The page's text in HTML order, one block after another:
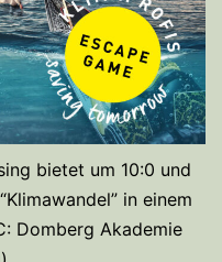
bietet um 10:0 und
in einem
Domberg Akademie